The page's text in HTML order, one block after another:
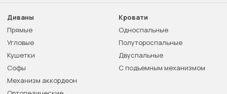
Диваны
Прямые
Угловые
Кушетки
Софы
Механизм аккордеон
Кровати
Односпальные
Полутороспальные
Двуспальные
С подъемным механизмом